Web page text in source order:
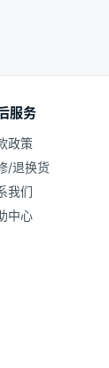
服务
政策
/退换货
我们
中心